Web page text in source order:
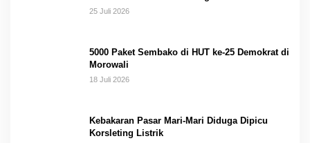
Gantung Masungkang dengan Dana Pribadi
25 Juli 2026
5000 Paket Sembako di HUT ke-25 Demokrat di
Morowali
18 Juli 2026
Kebakaran Pasar Mari-Mari Diduga Dipicu
Korsleting Listrik